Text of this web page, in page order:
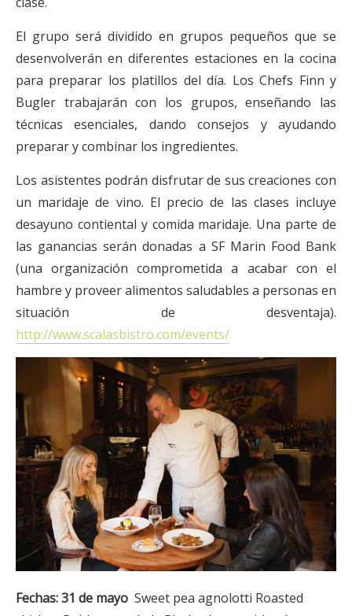
El grupo será dividido en grupos pequeños que se
desenvolverán en diferentes estaciones en la cocina
para preparar los platillos del día. Los Chefs Finn y
Bugler trabajarán con los grupos, enseñando las
técnicas esenciales, dando consejos y ayudando
preparar y combinar los ingredientes.
Los asistentes podrán disfrutar de sus creaciones con
un maridaje de vino. El precio de las clases incluye
desayuno contiental y comida maridaje. Una parte de
las ganancias serán donadas a SF Marin Food Bank
(una organización comprometida a acabar con el
hambre y proveer alimentos saludables a personas en
situación de desventaja).
http://www.scalasbistro.com/events/
Fechas:31 de mayo Sweet pea agnolotti Roasted